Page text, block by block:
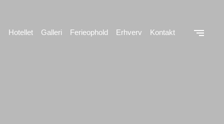
Hotellet Galleri Ferieophold Erhverv Kontakt